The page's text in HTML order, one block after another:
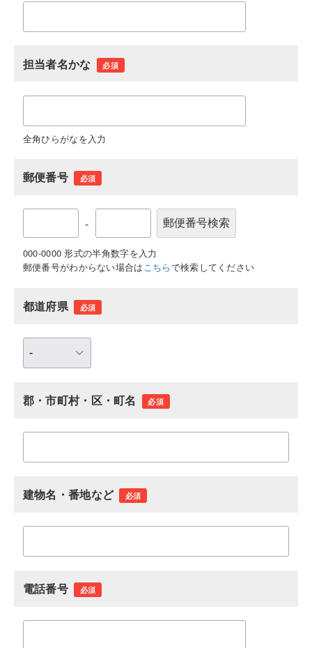
担当者名かな 必須
全角ひらがなを入力
郵便番号 必須
-
000-0000 形式の半角数字を入力
郵便番号がわからない場合はこちらで検索してください
都道府県 必須
郡・市町村・区・町名 必須
建物名・番地など 必須
電話番号 必須